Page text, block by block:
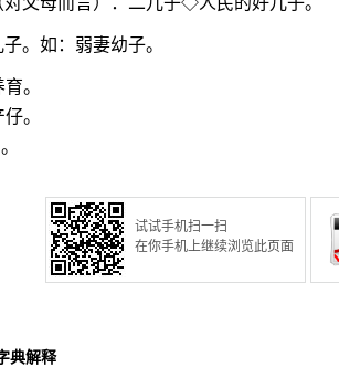
。如：弱妻幼子。
。
。
试试手机扫一扫
在你手机上继续浏览此页面
典解释